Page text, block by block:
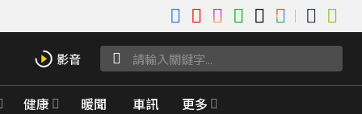
健康 暖聞 車訊 更多